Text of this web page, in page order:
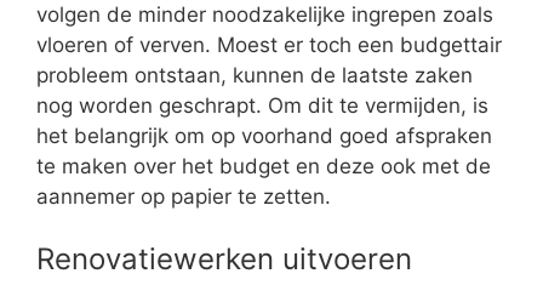
volgen de minder noodzakelijke ingrepen zoals
vloeren of verven. Moest er toch een budgettair
probleem ontstaan, kunnen de laatste zaken
nog worden geschrapt. Om dit te vermijden, is
het belangrijk om op voorhand goed afspraken
te maken over het budget en deze ook met de
aannemer op papier te zetten.
Renovatiewerken uitvoeren